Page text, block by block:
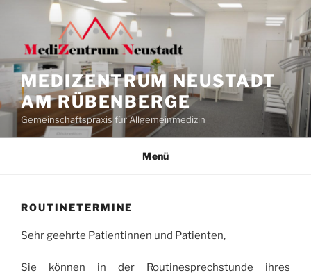
MEDIZENTRUM NEUSTADT
AM RÜBENBERGE
Gemeinschaftspraxis für Allgemeinmedizin
Menü
ROUTINETERMINE
Sehr geehrte Patientinnen und Patienten,
Sie können in der Routinesprechstunde ihres